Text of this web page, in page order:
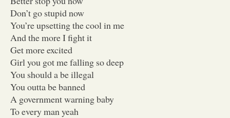
Don’t go stupid now
You’re upsetting the cool in me
And the more I fight it
Get more excited
Girl you got me falling so deep
You should a be illegal
You outta be banned
A government warning baby
To every man yeah